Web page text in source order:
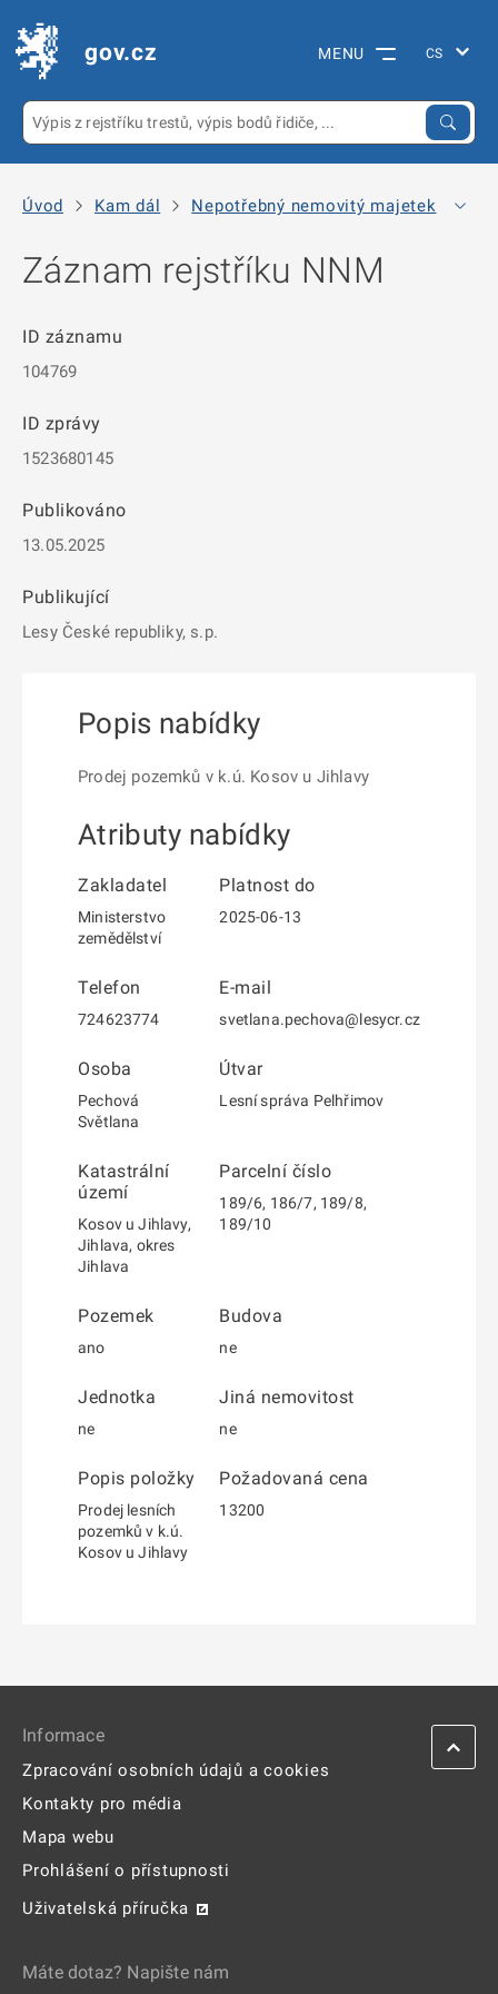
gov.cz MENU
Úvod Kam dál Nepotřebný nemovitý majetek
Záznam rejstříku NNM
ID záznamu
104769
ID zprávy
1523680145
Publikováno
13.05.2025
Publikující
Lesy České republiky, s.p.
Popis nabídky
Prodej pozemků v k.ú. Kosov u Jihlavy
Atributy nabídky
Zakladatel
Ministerstvo
zemědělství
Platnost do
2025-06-13
Telefon
724623774
E-mail
svetlana.pechova@lesycr.cz
Osoba
Pechová
Světlana
Útvar
Lesní správa Pelhřimov
Katastrální
území
Kosov u Jihlavy,
Jihlava, okres
Jihlava
Parcelní číslo
189/6, 186/7, 189/8,
189/10
Pozemek
ano
Budova
ne
Jednotka
ne
Jiná nemovitost
ne
Popis položky
Prodej lesních
pozemků v k.ú.
Kosov u Jihlavy
Požadovaná cena
13200
Informace
Zpracování osobních údajů a cookies
Kontakty pro média
Mapa webu
Prohlášení o přístupnosti
Uživatelská příručka
Máte dotaz? Napište nám